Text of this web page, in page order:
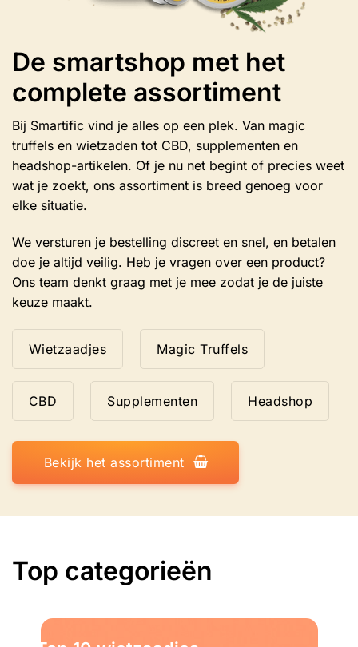
De smartshop met het
complete assortiment
Bij Smartific vind je alles op een plek. Van magic
truffels en wietzaden tot CBD, supplementen en
headshop-artikelen. Of je nu net begint of precies weet
wat je zoekt, ons assortiment is breed genoeg voor
elke situatie.
We versturen je bestelling discreet en snel, en betalen
doe je altijd veilig. Heb je vragen over een product?
Ons team denkt graag met je mee zodat je de juiste
keuze maakt.
Wietzaadjes Magic Truffels
CBD Supplementen Headshop
Bekijk het assortiment
Top categorieën